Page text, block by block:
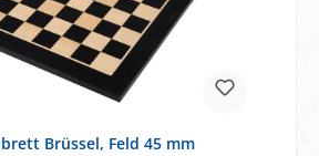
Brüssel, Feld 45 mm